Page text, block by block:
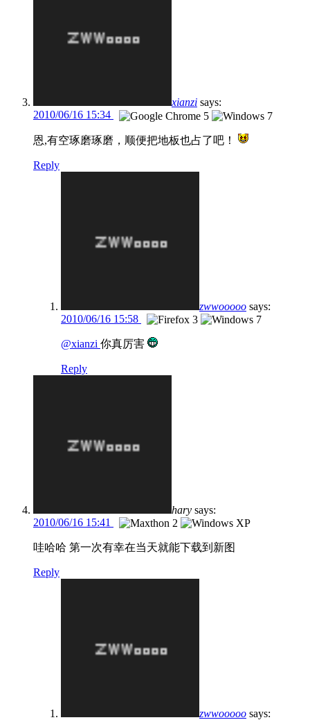
xianzi says:
2010/06/16 15:34
恩,有空琢磨琢磨，顺便把地板也占了吧！
Reply
zwwooooo says:
2010/06/16 15:58
@xianzi 你真厉害
Reply
hary says:
2010/06/16 15:41
哇哈哈 第一次有幸在当天就能下载到新图
Reply
zwwooooo says: